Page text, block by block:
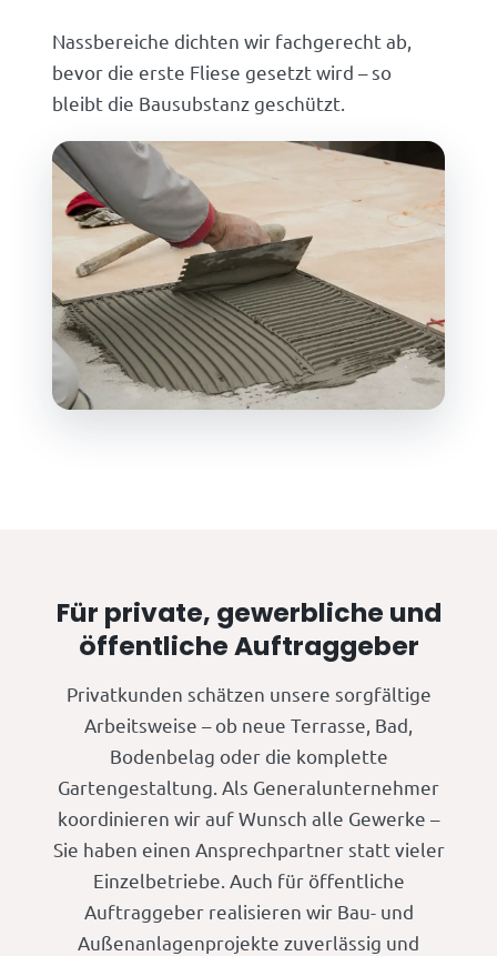
Nassbereiche dichten wir fachgerecht ab,
bevor die erste Fliese gesetzt wird – so
bleibt die Bausubstanz geschützt.
Für private, gewerbliche und
öffentliche Auftraggeber
Privatkunden schätzen unsere sorgfältige
Arbeitsweise – ob neue Terrasse, Bad,
Bodenbelag oder die komplette
Gartengestaltung. Als Generalunternehmer
koordinieren wir auf Wunsch alle Gewerke –
Sie haben einen Ansprechpartner statt vieler
Einzelbetriebe. Auch für öffentliche
Auftraggeber realisieren wir Bau- und
Außenanlagenprojekte zuverlässig und